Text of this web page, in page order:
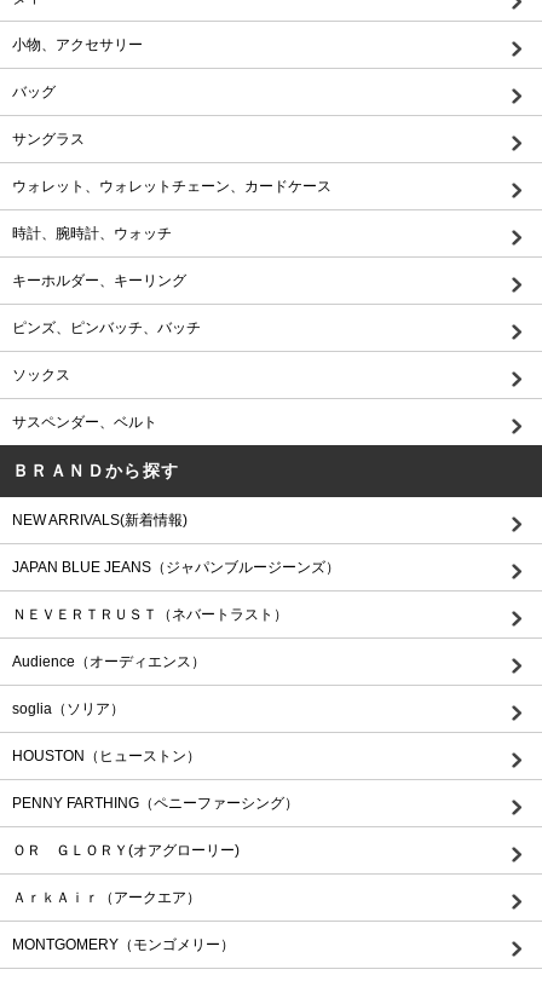
小物、アクセサリー
バッグ
サングラス
ウォレット、ウォレットチェーン、カードケース
時計、腕時計、ウォッチ
キーホルダー、キーリング
ピンズ、ピンバッチ、バッチ
ソックス
サスペンダー、ベルト
ＢＲＡＮＤから探す
NEW ARRIVALS(新着情報)
JAPAN BLUE JEANS（ジャパンブルージーンズ）
ＮＥＶＥＲＴＲＵＳＴ（ネバートラスト）
Audience（オーディエンス）
soglia（ソリア）
HOUSTON（ヒューストン）
PENNY FARTHING（ペニーファーシング）
ＯＲ ＧＬＯＲＹ(オアグローリー)
ＡｒｋＡｉｒ（アークエア）
MONTGOMERY（モンゴメリー）